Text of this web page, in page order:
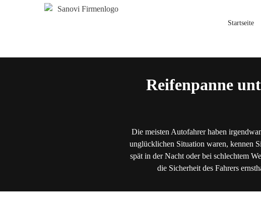
Startseite
Reifenpanne
Die meisten Autofahrer haben
unglücklichen Situation waren, kennen
spät in der Nacht oder bei schlechtem
die Sicherheit des Fahrers